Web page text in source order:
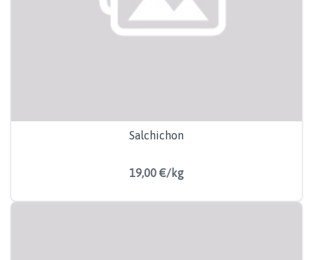
Salchichon
19,00 €/kg